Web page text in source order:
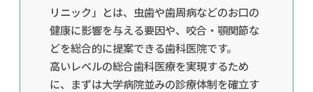
リニック」とは、虫歯や歯周病などのお口の
健康に影響を与える要因や、咬合・顎関節な
どを総合的に提案できる歯科医院です。
高いレベルの総合歯科医療を実現するため
に、まずは大学病院並みの診療体制を確立す